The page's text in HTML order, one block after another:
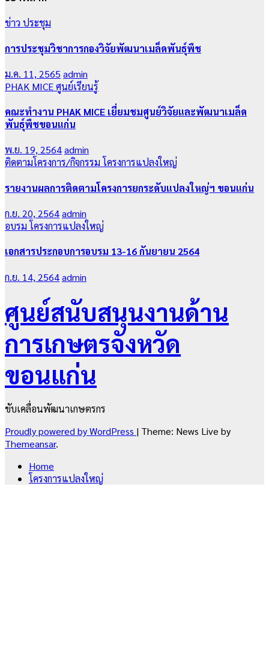
ข่าว ประชุม
การประชุมวิชาการกองวิจัยพัฒนาเมล็ดพันธุ์พืช
ม.ค. 11, 2565 admin
PHAK MICEศูนย์เรียนรู้
คณะทำงาน PHAK MICE เยี่ยมชมศูนย์วิจัยและพัฒนาเมล็ด
พันธุ์พืชขอนแก่น
พ.ย. 19, 2564admin
ติดตามโครงการ/กิจกรรม โครงการแปลงใหญ่
รายงานผลการติดตามโครงการยกระดับแปลงใหญ่ฯ ขอนแก่น
ก.ย. 20, 2564admin
อบรม โครงการแปลงใหญ่
เอกสารประกอบการอบรม 13-16 กันยายน 2564
ก.ย. 14, 2564admin
ศูนย์สนับสนุนงานด้าน
การเกษตรจังหวัด
ขอนแก่น
ขับเคลื่อนพัฒนาเกษตรกร
Proudly powered by WordPress | Theme: News Live by
Themeansar.
Home
โครงการแปลงใหญ่